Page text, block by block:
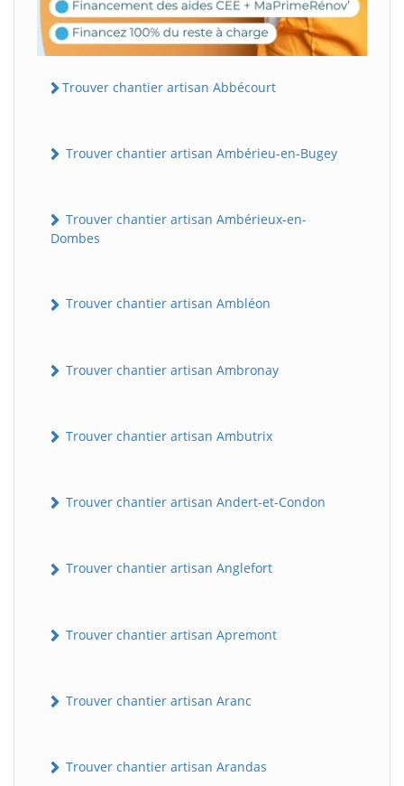
Trouver chantier artisan Abbécourt
Trouver chantier artisan Ambérieu-en-Bugey
Trouver chantier artisan Ambérieux-en-
Dombes
Trouver chantier artisan Ambléon
Trouver chantier artisan Ambronay
Trouver chantier artisan Ambutrix
Trouver chantier artisan Andert-et-Condon
Trouver chantier artisan Anglefort
Trouver chantier artisan Apremont
Trouver chantier artisan Aranc
Trouver chantier artisan Arandas